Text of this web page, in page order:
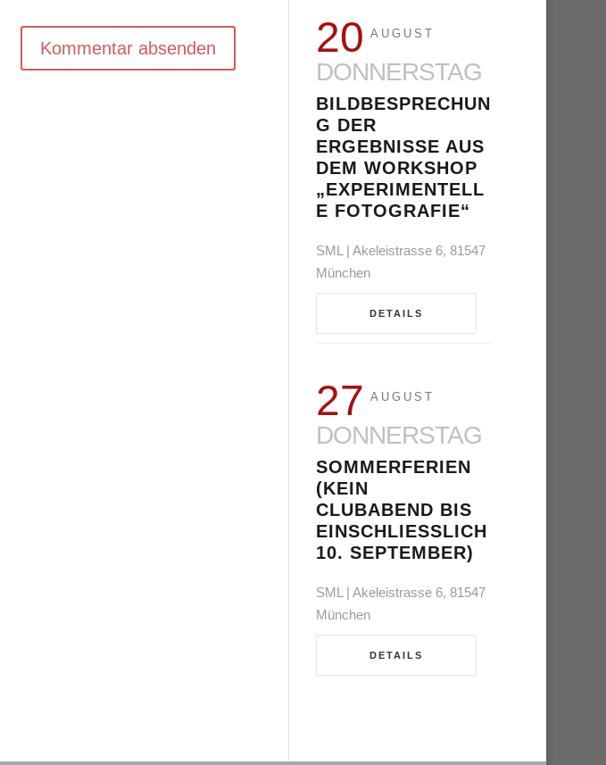
20 AUGUST
DONNERSTAG
BILDBESPRECHUN
G DER
ERGEBNISSE AUS
DEM WORKSHOP
„EXPERIMENTELL
E FOTOGRAFIE“
SML | Akeleistrasse 6, 81547
München
DETAILS
27 AUGUST
DONNERSTAG
SOMMERFERIEN
(KEIN
CLUBABEND BIS
EINSCHLIESSLICH 1
0. SEPTEMBER)
SML | Akeleistrasse 6, 81547
München
DETAILS